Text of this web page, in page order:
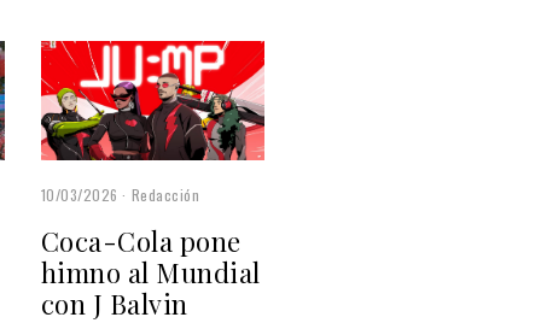
10/03/2026 Redacción
Coca-Cola pone
himno al Mundial
con J Balvin